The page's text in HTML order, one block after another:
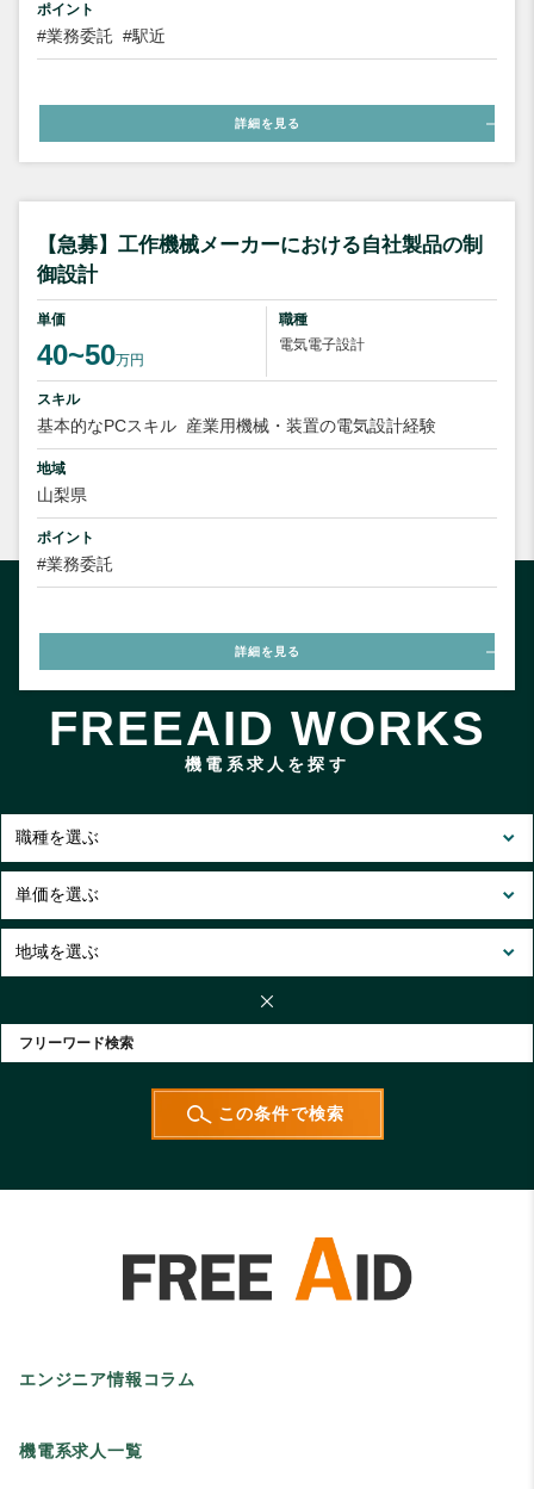
ポイント
#業務委託 #駅近
詳細を見る
【急募】工作機械メーカーにおける自社製品の制
御設計
単価
40~50万円
職種
電気電子設計
スキル
基本的なPCスキル 産業用機械・装置の電気設計経験
地域
山梨県
ポイント
#業務委託
詳細を見る
FREEAID WORKS
機電系求人を探す
エンジニア情報コラム
機電系求人一覧